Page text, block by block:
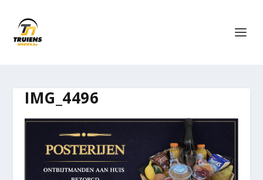
IMG_4496